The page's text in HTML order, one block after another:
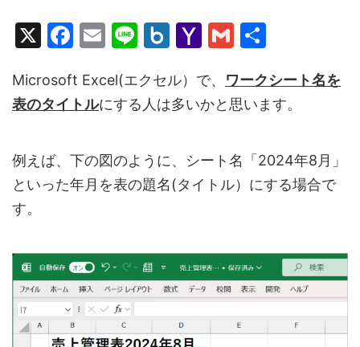
X
F
c
e
o
o
E
ai
l
Li
e
B
x.
n
Y
h
o
M
ai
G
ai
l
Microsoft Excel(エクセル）で、 ワークシート名を
表のタイトルにする人は多いかと思います。
例えば、下の図のように、シート名「2024年8月」
といった年月を表の題名(タイトル）にする場合で
す。